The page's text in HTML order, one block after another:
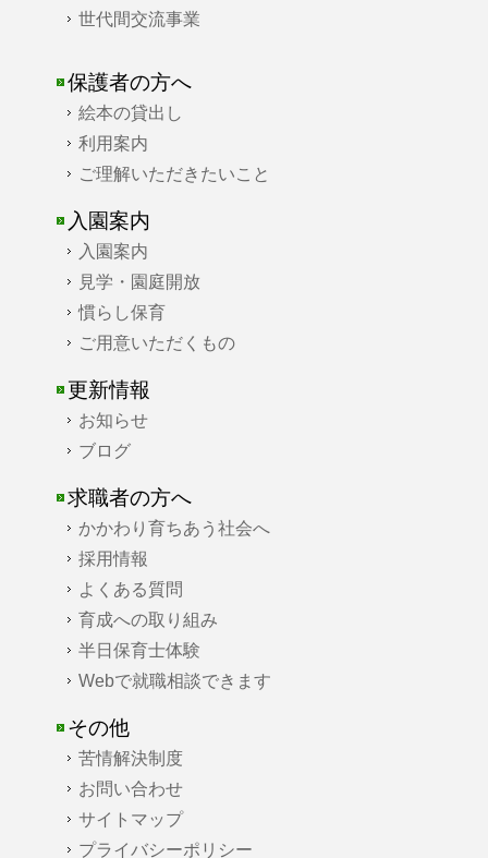
世代間交流事業
保護者の方へ
絵本の貸出し
利用案内
ご理解いただきたいこと
入園案内
入園案内
見学・園庭開放
慣らし保育
ご用意いただくもの
更新情報
お知らせ
ブログ
求職者の方へ
かかわり育ちあう社会へ
採用情報
よくある質問
育成への取り組み
半日保育士体験
Webで就職相談できます
その他
苦情解決制度
お問い合わせ
サイトマップ
プライバシーポリシー